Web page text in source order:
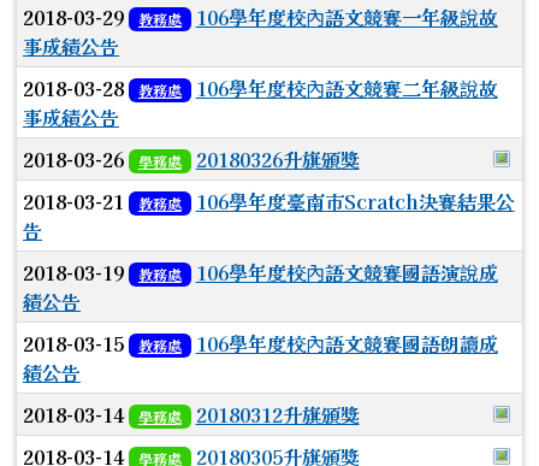
2018-03-29
教務處
106學年度校內語文競賽一年級說故
事成績公告
2018-03-28
教務處
106學年度校內語文競賽二年級說故
事成績公告
2018-03-26 學務處
20180326升旗頒獎
2018-03-21
教務處
106學年度臺南市Scratch決賽結果公
告
2018-03-19
教務處
106學年度校內語文競賽國語演說成
績公告
2018-03-15
教務處
106學年度校內語文競賽國語朗讀成
績公告
2018-03-14 學務處
20180312升旗頒獎
2018-03-14 學務處 20180305升旗頒獎